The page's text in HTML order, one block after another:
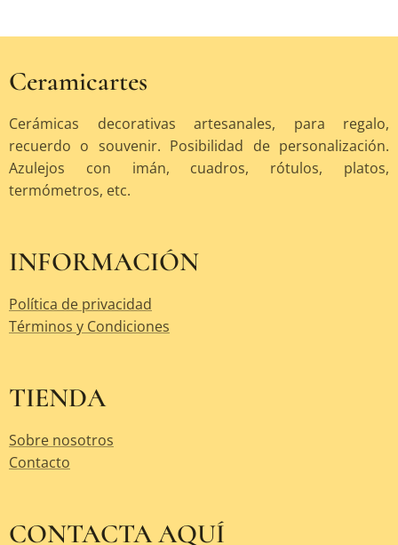
Ceramicartes
Cerámicas decorativas artesanales, para regalo,
recuerdo o souvenir. Posibilidad de personalización.
Azulejos con imán, cuadros, rótulos, platos,
termómetros, etc.
INFORMACIÓN
Política de privacidad
Términos y Condiciones
TIENDA
Sobre nosotros
Contacto
CONTACTA AQUÍ